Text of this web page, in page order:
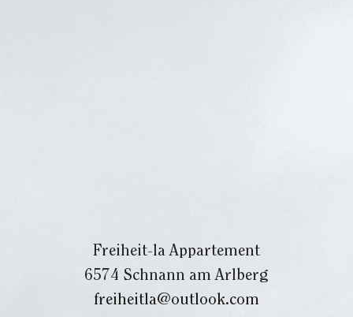
Freiheit-la Appartement
6574 Schnann am Arlberg
freiheitla@outlook.com